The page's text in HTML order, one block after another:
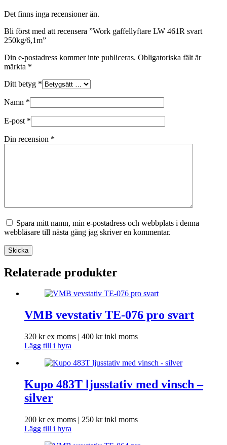
Det finns inga recensioner än.
Bli först med att recensera ”Work gaffellyftare LW 461R svart
250kg/6,1m”
Din e-postadress kommer inte publiceras. Obligatoriska fält är
märkta *
Ditt betyg *
Namn *
E-post *
Din recension *
Spara mitt namn, min e-postadress och webbplats i denna
webbläsare till nästa gång jag skriver en kommentar.
Skicka
Relaterade produkter
VMB vevstativ TE-076 pro svart
320 krex moms | 400 krinkl moms
Lägg till i hyra
Kupo 483T ljusstativ med vinsch –
silver
200 krex moms | 250 krinkl moms
Lägg till i hyra